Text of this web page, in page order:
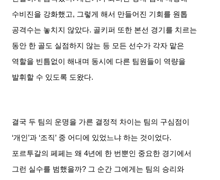
수비진을 강화했고, 그렇게 해서 만들어진 기회를 원톱
공격수는 놓치지 않았다. 골키퍼 또한 본선 경기를 치르는
동안 한 골도 실점하지 않는 등 모든 선수가 각자 맡은
역할을 빈틈없이 해내며 동시에 다른 팀원들이 역량을
발휘할 수 있도록 도왔다.
결국 두 팀의 운명을 가른 결정적 차이는 팀의 구심점이
‘개인’과 ‘조직’ 중 어디에 있었느냐 하는 것이었다.
포르투갈의 페페는 왜 4년에 한 번뿐인 중요한 경기에서
그런 실수를 범했을까? 그 순간 그에게는 팀의 승리와